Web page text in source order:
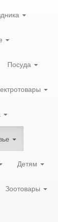
Посуда
Детям
Зоотовары